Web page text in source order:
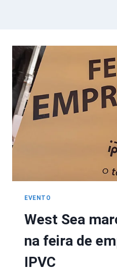
EVENTO
West Sea
na feira de
IPVC